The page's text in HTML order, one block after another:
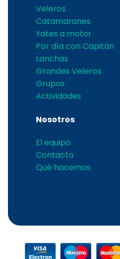
Veleros
Catamaranes
Yates a motor
Por día con Capitán
Lanchas
Grandes Veleros
Grupos
Actividades
Nosotros
El equipo
Contacto
Qué hacemos